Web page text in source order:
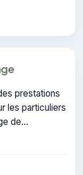
prestations
les particuliers
de